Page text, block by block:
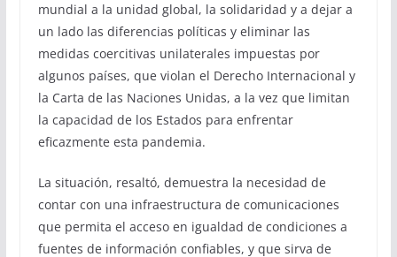
mundial a la unidad global, la solidaridad y a dejar a
un lado las diferencias políticas y eliminar las
medidas coercitivas unilaterales impuestas por
algunos países, que violan el Derecho Internacional y
la Carta de las Naciones Unidas, a la vez que limitan
la capacidad de los Estados para enfrentar
eficazmente esta pandemia.
La situación, resaltó, demuestra la necesidad de
contar con una infraestructura de comunicaciones
que permita el acceso en igualdad de condiciones a
fuentes de información confiables, y que sirva de